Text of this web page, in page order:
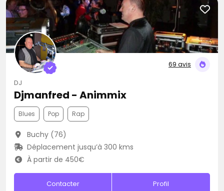
69 avis
DJ
Djmanfred - Animmix
Blues Pop Rap
Buchy (76)
Déplacement jusqu’à 300 kms
À partir de 450€
Contacter Profil